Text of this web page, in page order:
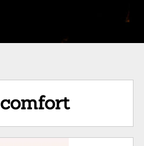
comfort